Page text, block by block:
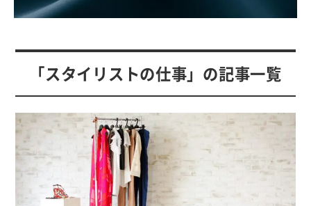
「スタイリストの仕事」の記事一覧